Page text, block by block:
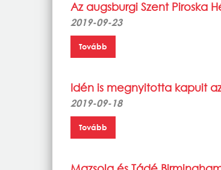
Az augsburgi Szent Piroska
2019-09-23
Tovább
Idén is megnyitotta kapuit
2019-09-18
Tovább